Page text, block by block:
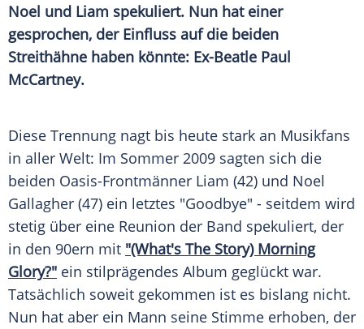
Noel und Liam spekuliert. Nun hat einer
gesprochen, der Einfluss auf die beiden
Streithähne haben könnte: Ex-Beatle Paul
McCartney.
Diese Trennung nagt bis heute stark an Musikfans
in aller Welt: Im Sommer 2009 sagten sich die
beiden Oasis-Frontmänner Liam (42) und Noel
Gallagher (47) ein letztes "Goodbye" - seitdem wird
stetig über eine Reunion der Band spekuliert, der
in den 90ern mit "(What's The Story) Morning
Glory?" ein stilprägendes Album geglückt war.
Tatsächlich soweit gekommen ist es bislang nicht.
Nun hat aber ein Mann seine Stimme erhoben, der